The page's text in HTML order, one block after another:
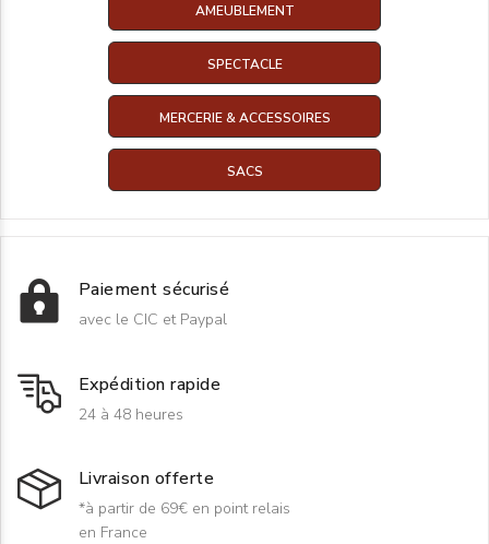
AMEUBLEMENT
SPECTACLE
MERCERIE & ACCESSOIRES
SACS
Paiement sécurisé
avec le CIC et Paypal
Expédition rapide
24 à 48 heures
Livraison offerte
*à partir de 69€ en point relais
en France